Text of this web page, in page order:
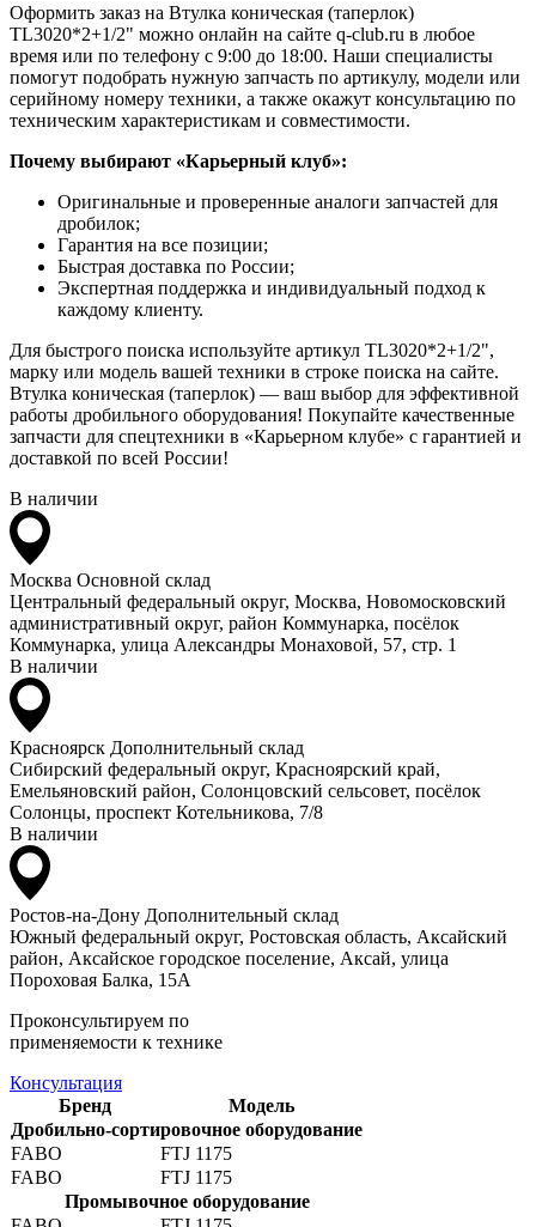
Оформить заказ на Втулка коническая (таперлок)
TL3020*2+1/2" можно онлайн на сайте q-club.ru в любое
время или по телефону с 9:00 до 18:00. Наши специалисты
помогут подобрать нужную запчасть по артикулу, модели или
серийному номеру техники, а также окажут консультацию по
техническим характеристикам и совместимости.
Почему выбирают «Карьерный клуб»:
Оригинальные и проверенные аналоги запчастей для
дробилок;
Гарантия на все позиции;
Быстрая доставка по России;
Экспертная поддержка и индивидуальный подход к
каждому клиенту.
Для быстрого поиска используйте артикул TL3020*2+1/2",
марку или модель вашей техники в строке поиска на сайте.
Втулка коническая (таперлок) — ваш выбор для эффективной
работы дробильного оборудования! Покупайте качественные
запчасти для спецтехники в «Карьерном клубе» с гарантией и
доставкой по всей России!
В наличии
Москва Основной склад
Центральный федеральный округ, Москва, Новомосковский
административный округ, район Коммунарка, посёлок
Коммунарка, улица Александры Монаховой, 57, стр. 1
В наличии
Красноярск Дополнительный склад
Сибирский федеральный округ, Красноярский край,
Емельяновский район, Солонцовский сельсовет, посёлок
Солонцы, проспект Котельникова, 7/8
В наличии
Ростов-на-Дону Дополнительный склад
Южный федеральный округ, Ростовская область, Аксайский
район, Аксайское городское поселение, Аксай, улица
Пороховая Балка, 15А
Проконсультируем по
применяемости к технике
Консультация
Бренд
Модель
Дробильно-сортировочное оборудование
FABO
FTJ 1175
FABO
FTJ 1175
Промывочное оборудование